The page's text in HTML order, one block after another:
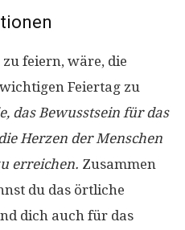
feiern, wäre, die
Feiertag zu
das Bewusstsein für das
Herzen der Menschen
erreichen. Zusammen
du das örtliche
dich auch für das